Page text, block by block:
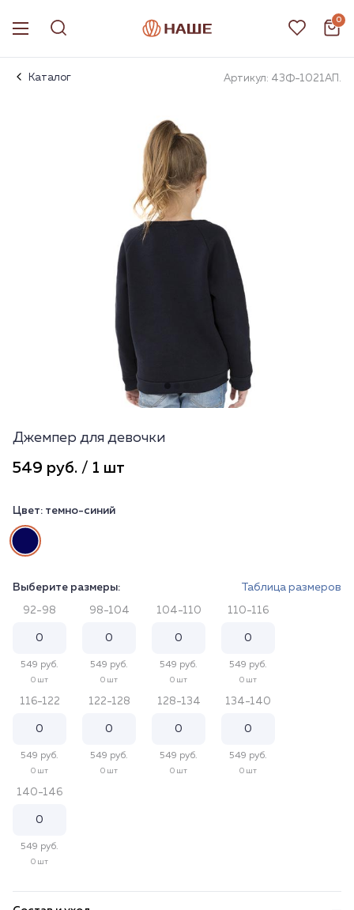
0
Каталог Артикул: 43Ф-1021АП.
Джемпер для девочки
549 руб. / 1 шт
Цвет: темно-синий
Выберите размеры: Таблица размеров
92-98
549 руб.
0 шт
98-104
549 руб.
0 шт
104-110
549 руб.
0 шт
110-116
549 руб.
0 шт
116-122
549 руб.
0 шт
122-128
549 руб.
0 шт
128-134
549 руб.
0 шт
134-140
549 руб.
0 шт
140-146
549 руб.
0 шт